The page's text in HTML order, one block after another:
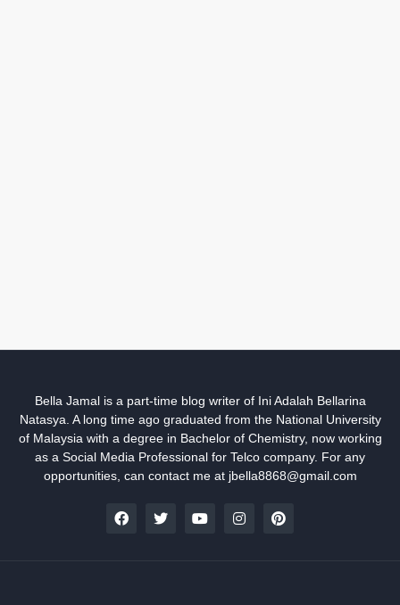
Bella Jamal is a part-time blog writer of Ini Adalah Bellarina
Natasya. A long time ago graduated from the National University
of Malaysia with a degree in Bachelor of Chemistry, now working
as a Social Media Professional for Telco company. For any
opportunities, can contact me at jbella8868@gmail.com